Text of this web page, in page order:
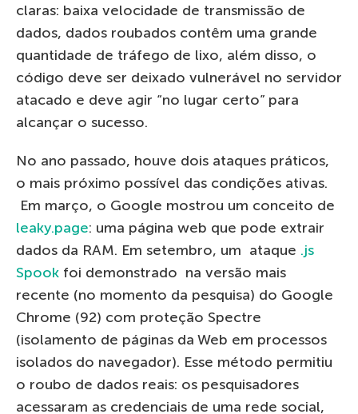
claras: baixa velocidade de transmissão de
dados, dados roubados contêm uma grande
quantidade de tráfego de lixo, além disso, o
código deve ser deixado vulnerável no servidor
atacado e deve agir “no lugar certo” para
alcançar o sucesso.
No ano passado, houve dois ataques práticos,
o mais próximo possível das condições ativas.
Em março, o Google mostrou um conceito de
leaky.page: uma página web que pode extrair
dados da RAM. Em setembro, um ataque .js
Spook foi demonstrado na versão mais
recente (no momento da pesquisa) do Google
Chrome (92) com proteção Spectre
(isolamento de páginas da Web em processos
isolados do navegador). Esse método permitiu
o roubo de dados reais: os pesquisadores
acessaram as credenciais de uma rede social,